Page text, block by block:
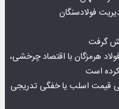
فولادسنگان
گرفت
هرمزگان با اقتصاد چرخشی،
کرده است
کالا؛ مهندسی قیمت اسلب یا خفگی تدریجی